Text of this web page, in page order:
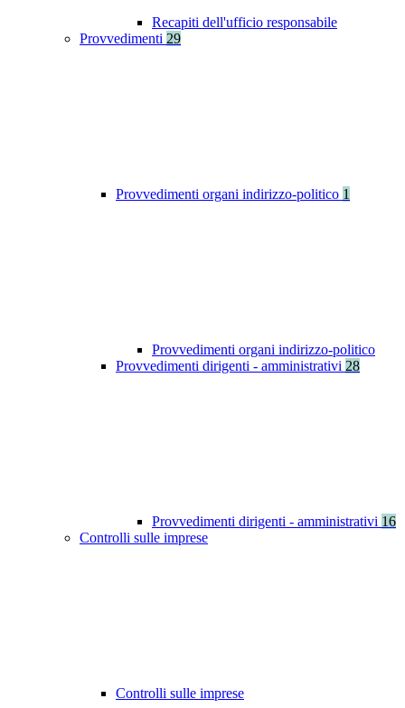
Recapiti dell'ufficio responsabile
Provvedimenti 29
Provvedimenti organi indirizzo-politico 1
Provvedimenti organi indirizzo-politico
Provvedimenti dirigenti - amministrativi 28
Provvedimenti dirigenti - amministrativi 16
Controlli sulle imprese
Controlli sulle imprese